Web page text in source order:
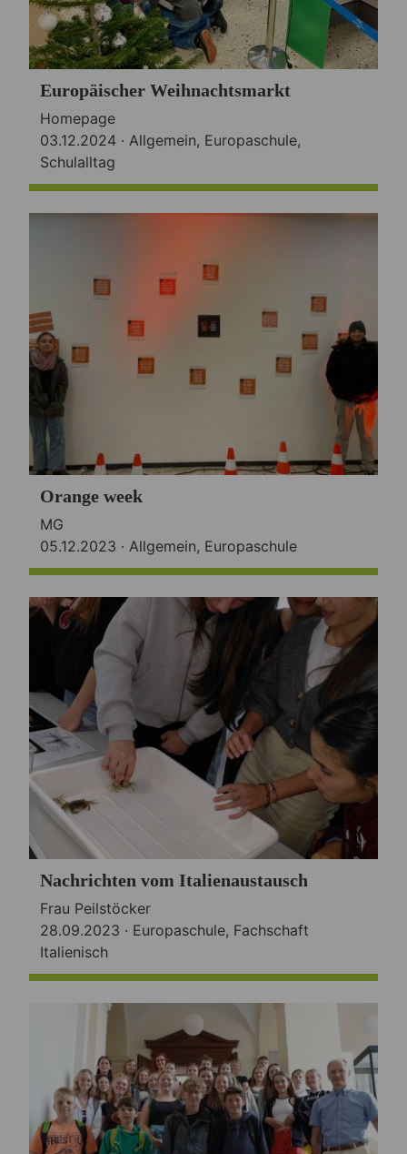
Europäischer Weihnachtsmarkt
Homepage
03.12.2024 · Allgemein, Europaschule,
Schulalltag
Orange week
MG
05.12.2023 · Allgemein, Europaschule
Nachrichten vom Italienaustausch
Frau Peilstöcker
28.09.2023 · Europaschule, Fachschaft
Italienisch